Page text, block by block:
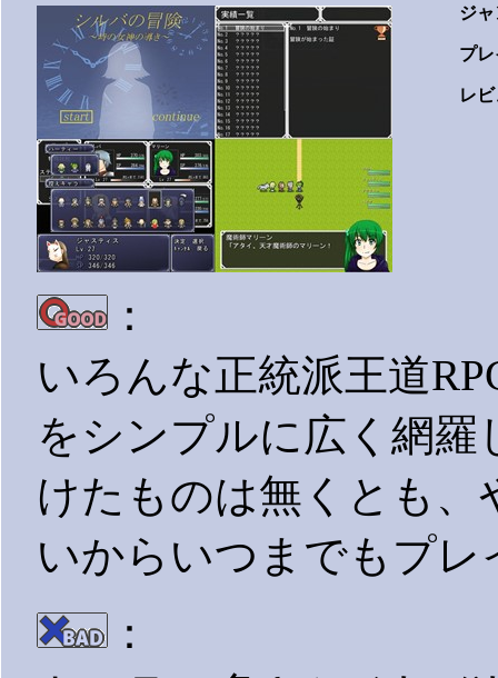
ジ
プ
レ
：
いろんな正統派王道
をシンプルに広く網
けたものは無くとも
いからいつまでもプ
：